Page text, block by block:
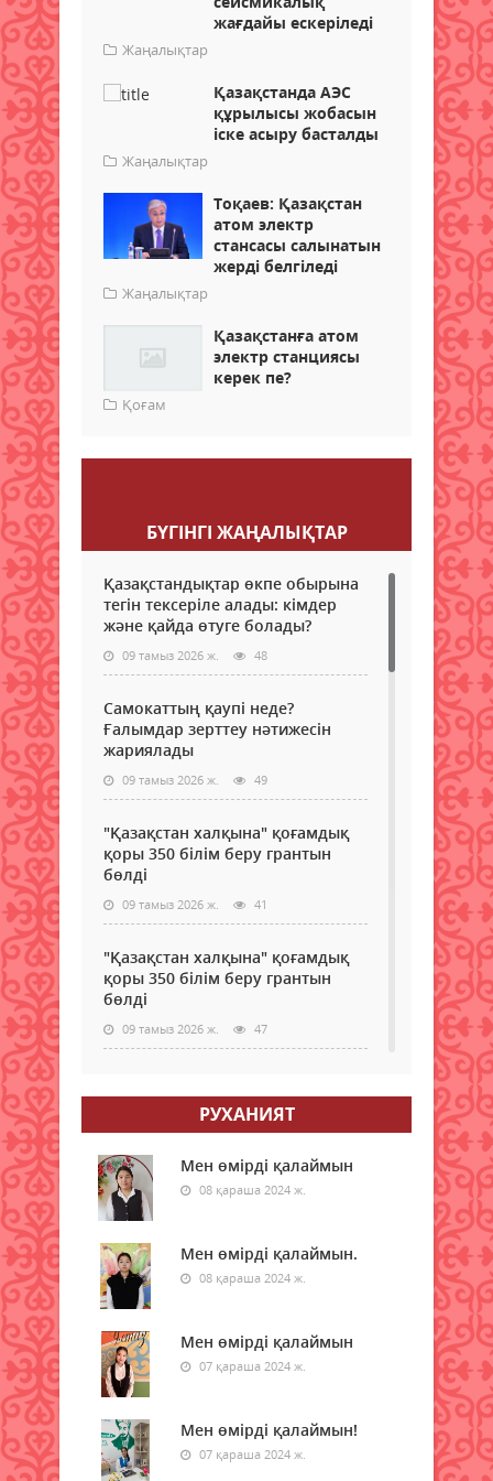
жағдайы ескеріледі
Жаңалықтар
Қазақстанда АЭС
құрылысы жобасын
іске асыру басталды
Жаңалықтар
Тоқаев: Қазақстан
атом электр
стансасы салынатын
жерді белгіледі
Жаңалықтар
Қазақстанға атом
электр станциясы
керек пе?
Қоғам
БҮГІНГI ЖАҢАЛЫҚТАР
Қазақстандықтар өкпе обырына
тегін тексеріле алады: кімдер
және қайда өтуге болады?
09 тамыз 2026 ж. 48
Самокаттың қаупі неде?
Ғалымдар зерттеу нәтижесін
жариялады
09 тамыз 2026 ж. 49
"Қазақстан халқына" қоғамдық
қоры 350 білім беру грантын
бөлді
09 тамыз 2026 ж. 41
"Қазақстан халқына" қоғамдық
қоры 350 білім беру грантын
бөлді
09 тамыз 2026 ж. 47
жүздеген жылдар бойы көмірден
09 тамыз 2026 ж.
Бүгін қай қалада ауа сапасы
нашарлайды
09 тамыз 2026 ж. 37
Мемлекеттік грантқа іліге
алмаған талапкерлерге жаңа
мүмкіндік берілді
09 тамыз 2026 ж.
Доллар, еуро, рубль: бүгінгі
валюта бағамы белгілі болды
РУХАНИЯТ
Мен өмірді қалаймын
08 қараша 2024 ж.
Мен өмірді қалаймын.
08 қараша 2024 ж.
Мен өмірді қалаймын
07 қараша 2024 ж.
Мен өмірді қалаймын!
07 қараша 2024 ж.